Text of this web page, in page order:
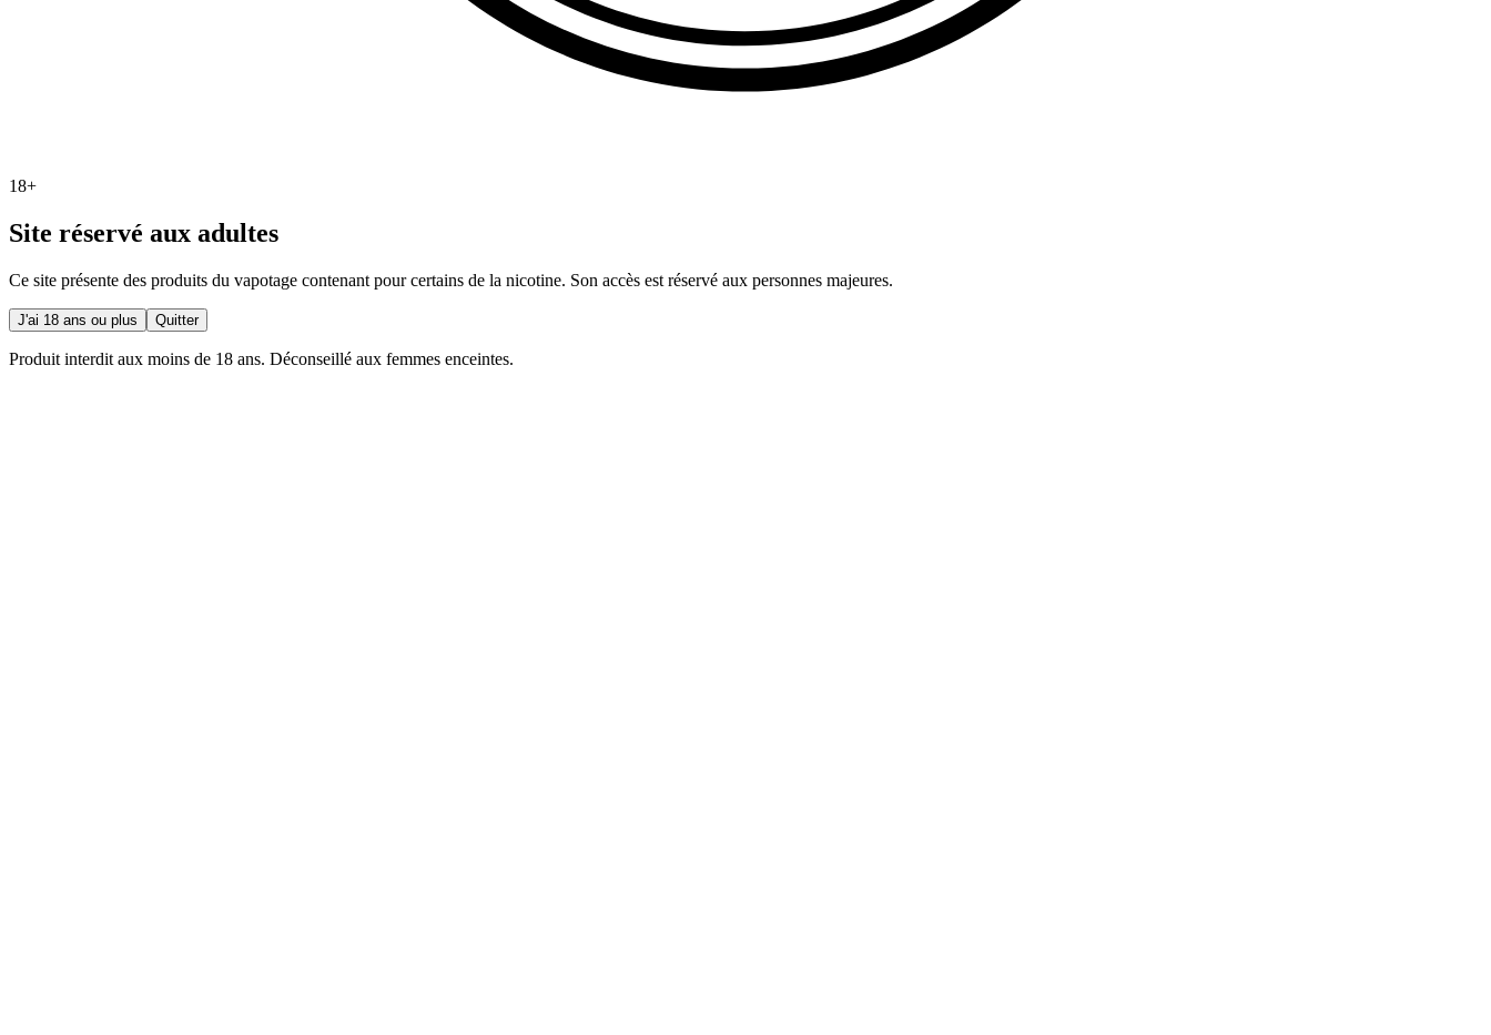
18+
Site réservé aux adultes
Ce site présente des produits du vapotage contenant pour certains de la nicotine. Son accès est réservé aux personnes majeures.
J'ai 18 ans ou plus Quitter
Produit interdit aux moins de 18 ans. Déconseillé aux femmes enceintes.